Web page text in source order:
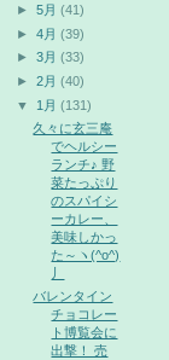
►5月 (41)
►4月 (39)
►3月 (33)
►2月 (40)
▼
1月 (131)
久々に玄三庵
でヘルシー
ランチ♪ 野
菜たっぷり
のスパイシ
ーカレー、
美味しかっ
た～ヽ(^o^)
バレンタイン
チョコレー
ト博覧会に
出撃！ 売